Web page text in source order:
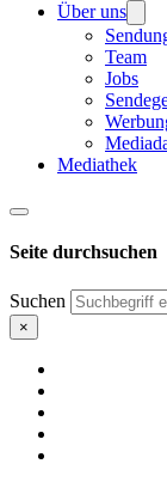
Über uns
Team
Jobs
Mediathek
Seite durchsuchen
Suchen
×